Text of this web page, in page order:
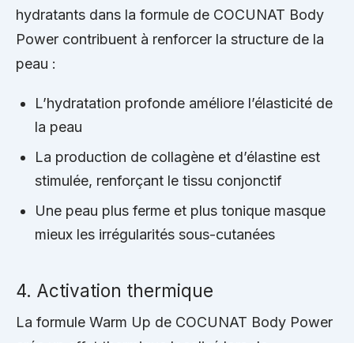
hydratants dans la formule de COCUNAT Body
Power contribuent à renforcer la structure de la
peau :
L’hydratation profonde améliore l’élasticité de
la peau
La production de collagène et d’élastine est
stimulée, renforçant le tissu conjonctif
Une peau plus ferme et plus tonique masque
mieux les irrégularités sous-cutanées
4. Activation thermique
La formule Warm Up de COCUNAT Body Power